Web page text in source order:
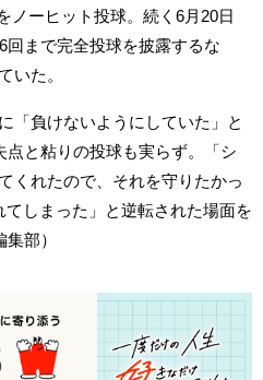
ノーヒット投球。続く6月20日
回まで完全投球を披露するな
いた。
「負けないようにしていた」と
点と粘りの投球も実らず。「シ
くれたので、それを守りたかっ
しまった」と逆転された場面を
部）